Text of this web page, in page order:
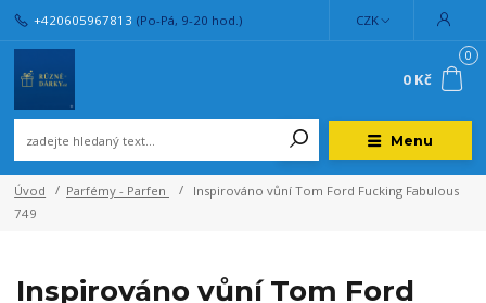
Menu
CZK
+420605967813 (Po-Pá, 9-20 hod.)
0
0 Kč
Úvod Parfémy - Parfen
Inspirováno vůní Tom Ford Fucking Fabulous
749
Inspirováno vůní Tom Ford